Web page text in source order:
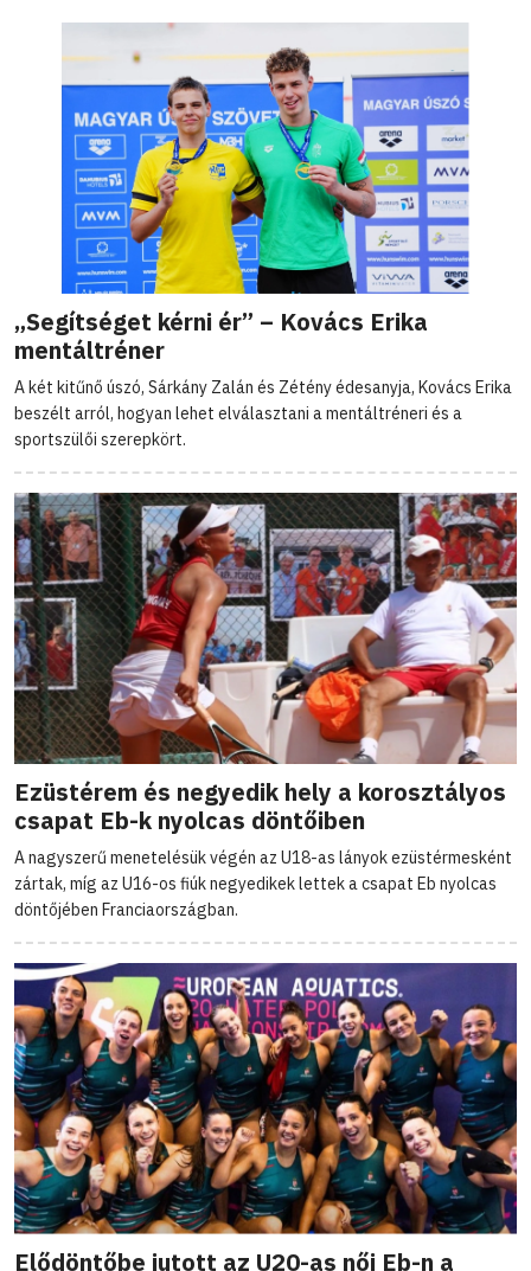
„Segítséget kérni ér” – Kovács Erika
mentáltréner
A két kitűnő úszó, Sárkány Zalán és Zétény édesanyja, Kovács Erika
beszélt arról, hogyan lehet elválasztani a mentáltréneri és a
sportszülői szerepkört.
Ezüstérem és negyedik hely a korosztályos
csapat Eb-k nyolcas döntőiben
A nagyszerű menetelésük végén az U18-as lányok ezüstérmesként
zártak, míg az U16-os fiúk negyedikek lettek a csapat Eb nyolcas
döntőjében Franciaországban.
Elődöntőbe jutott az U20-as női Eb-n a